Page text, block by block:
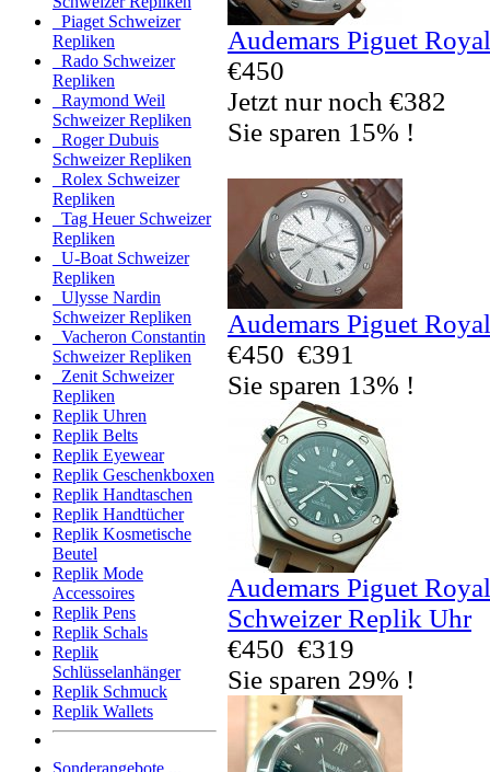
Piaget Schweizer
Repliken
Rado Schweizer
Repliken
Raymond Weil
Schweizer Repliken
Roger Dubuis
Schweizer Repliken
Rolex Schweizer
Repliken
Tag Heuer Schweizer
Repliken
U-Boat Schweizer
Repliken
Ulysse Nardin
Schweizer Repliken
Vacheron Constantin
Schweizer Repliken
Zenit Schweizer
Repliken
Replik Uhren
Replik Belts
Replik Eyewear
Replik Geschenkboxen
Replik Handtaschen
Replik Handtücher
Replik Kosmetische
Beutel
Replik Mode
Accessoires
Replik Pens
Replik Schals
Replik
Schlüsselanhänger
Replik Schmuck
Replik Wallets
Audemars Piguet
€450
Jetzt nur noch €382
Sie sparen 15% !
Audemars Piguet
€450 €391
Sie sparen 13% !
Audemars Piguet
Schweizer Replik Uhr
€450 €319
Sie sparen 29% !